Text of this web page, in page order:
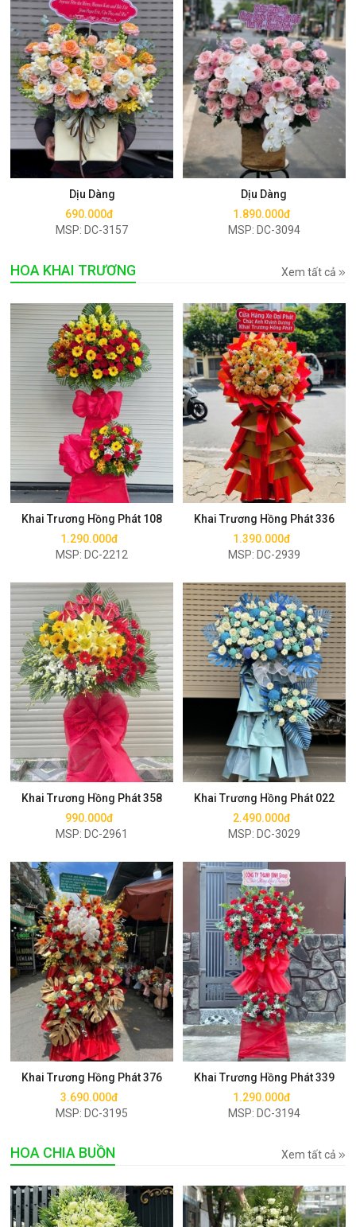
Dịu Dàng
690.000đ
MSP: DC-3157
Mua ngay
Dịu Dàng
1.890.000đ
MSP: DC-3094
Mua ngay
HOA KHAI TRƯƠNG Xem tất cả
Khai Trương Hồng Phát 108
1.290.000đ
MSP: DC-2212
Mua ngay
Khai Trương Hồng Phát 336
1.390.000đ
MSP: DC-2939
Mua ngay
Khai Trương Hồng Phát 358
990.000đ
MSP: DC-2961
Mua ngay
Khai Trương Hồng Phát 022
2.490.000đ
MSP: DC-3029
Mua ngay
Khai Trương Hồng Phát 376
3.690.000đ
MSP: DC-3195
Mua ngay
Khai Trương Hồng Phát 339
1.290.000đ
MSP: DC-3194
Mua ngay
HOA CHIA BUỒN Xem tất cả